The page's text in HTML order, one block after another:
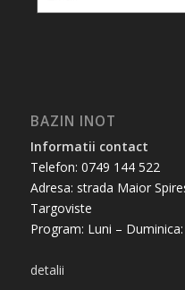
BAZIN INOT
Informatii contact
Telefon: 0749 144 522
Adresa: strada Maior
Targoviste
Program: Luni –
detalii